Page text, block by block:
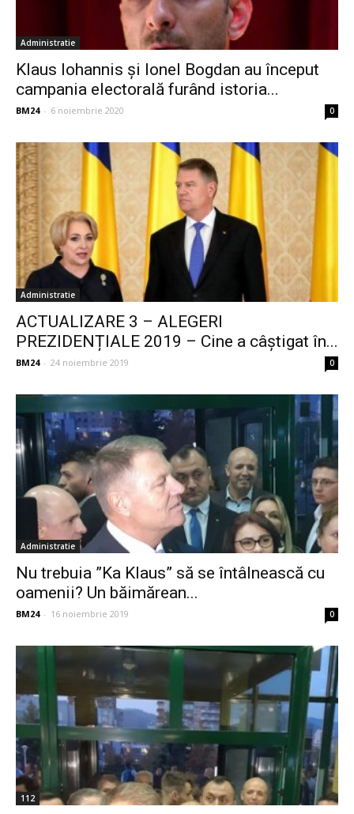
Administratie
Klaus Iohannis și Ionel Bogdan au început
campania electorală furând istoria...
BM24 - 6 noiembrie 2020 0
Administratie
ACTUALIZARE 3 – ALEGERI
PREZIDENȚIALE 2019 – Cine a câștigat în...
BM24 - 24 noiembrie 2019 0
Administratie
Nu trebuia ”Ka Klaus” să se întâlnească cu
oamenii? Un băimărean...
BM24 - 16 noiembrie 2019 0
112